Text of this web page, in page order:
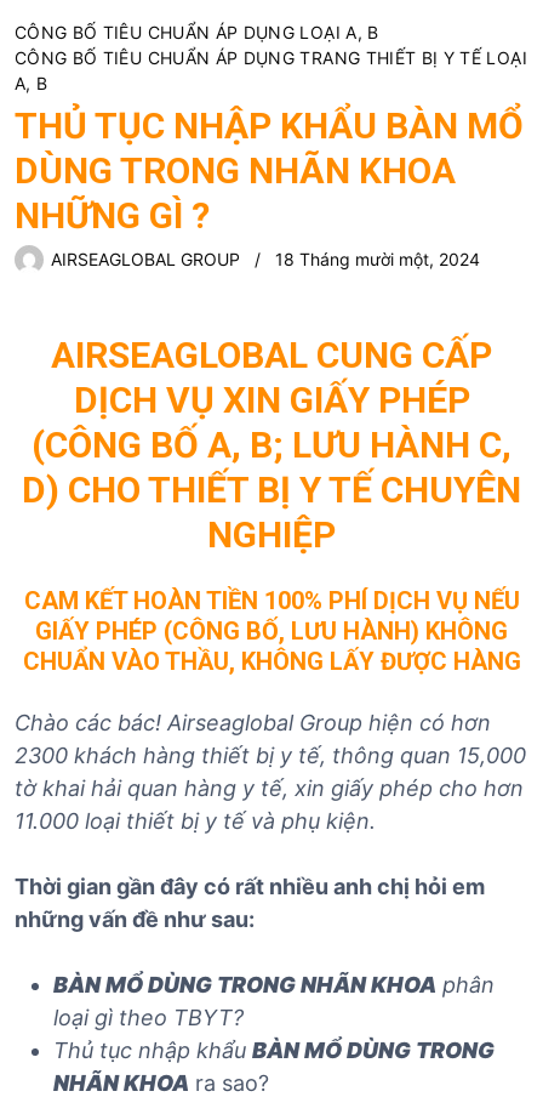
CÔNG BỐ TIÊU CHUẨN ÁP DỤNG LOẠI A, B
CÔNG BỐ TIÊU CHUẨN ÁP DỤNG TRANG THIẾT BỊ Y TẾ LOẠI
A, B
THỦ TỤC NHẬP KHẨU BÀN MỔ
DÙNG TRONG NHÃN KHOA
NHỮNG GÌ ?
AIRSEAGLOBAL GROUP 18 Tháng mười một, 2024
AIRSEAGLOBAL CUNG CẤP
DỊCH VỤ XIN GIẤY PHÉP
(CÔNG BỐ A, B; LƯU HÀNH C,
D) CHO THIẾT BỊ Y TẾ CHUYÊN
NGHIỆP
CAM KẾT HOÀN TIỀN 100% PHÍ DỊCH VỤ NẾU
GIẤY PHÉP (CÔNG BỐ, LƯU HÀNH) KHÔNG
CHUẨN VÀO THẦU, KHÔNG LẤY ĐƯỢC HÀNG
Chào các bác! Airseaglobal Group hiện có hơn
2300 khách hàng thiết bị y tế, thông quan 15,000
tờ khai hải quan hàng y tế, xin giấy phép cho hơn
11.000 loại thiết bị y tế và phụ kiện.
Thời gian gần đây có rất nhiều anh chị hỏi em
những vấn đề như sau:
BÀN MỔ DÙNG TRONG NHÃN KHOA phân
loại gì theo TBYT?
Thủ tục nhập khẩu BÀN MỔ DÙNG TRONG
NHÃN KHOA ra sao?